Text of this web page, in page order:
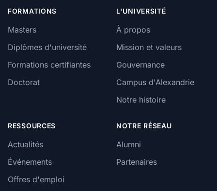
FORMATIONS
Masters
Diplômes d'université
Formations certifiantes
Doctorat
L'UNIVERSITÉ
À propos
Mission et valeurs
Gouvernance
Campus d'Alexandrie
Notre histoire
RESSOURCES
Actualités
Événements
Offres d'emploi
NOTRE RÉSEAU
Alumni
Partenaires